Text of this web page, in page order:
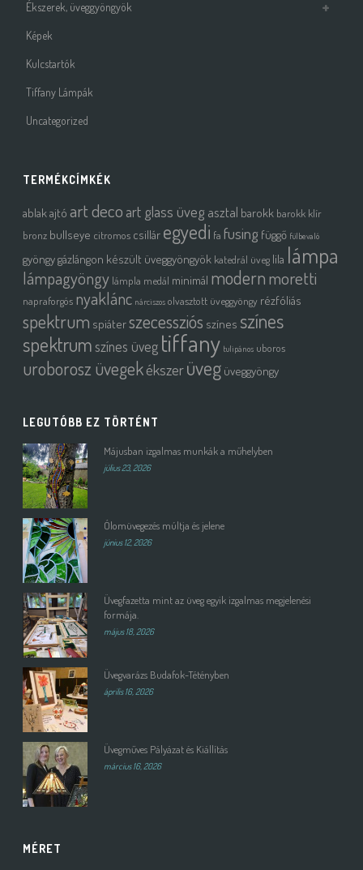
Ékszerek, üveggyöngyök
Képek
Kulcstartók
Tiffany Lámpák
Uncategorized
TERMÉKCÍMKÉK
ablakajtó art deco art glass üvegasztal barokk barokk klír
bronz bullseye citromos csillár egyedi fa fusing függő fülbevaló
gyöngygázlángon készült üveggyöngyök katedrál üveg lila lámpa
lámpagyöngy lámpla medál minimál modernmoretti
napraforgós nyaklánc nárciszos olvasztott üveggyöngy rézfóliás
spektrum spiáterszecessziós színes színes
spektrumszínes üveg tiffany tulipános uboros
uroborosz üvegekékszerüveg üveggyöngy
LEGUTÓBB EZ TÖRTÉNT
Májusban izgalmas munkák a műhelyben
július 23, 2026
Ólomüvegezés múltja és jelene
június 12, 2026
Üvegfazetta mint az üveg egyik izgalmas megjelenési
formája.
május 18, 2026
Üvegvarázs Budafok-Tétényben
április 16, 2026
Üvegműves Pályázat és Kiállítás
március 16, 2026
MÉRET